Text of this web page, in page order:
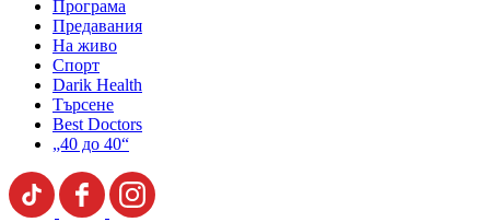
Програма
Предавания
На живо
Спорт
Darik Health
Търсене
Best Doctors
„40 до 40“